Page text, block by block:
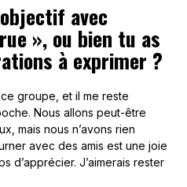
avec
», ou bien tu as
à exprimer ?
groupe, et il me reste
Nous allons peut-être
mais nous n’avons rien
avec des amis est une joie
d’apprécier. J’aimerais rester